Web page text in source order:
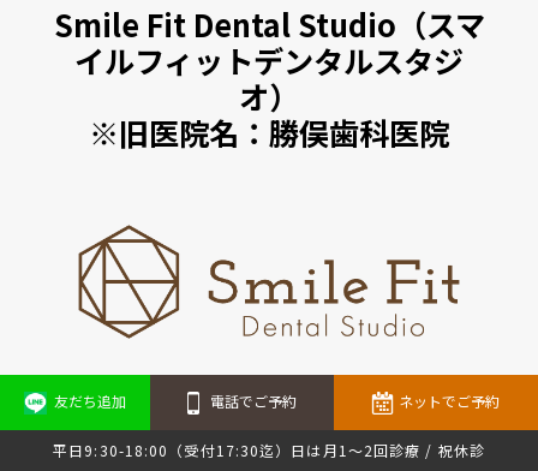
Smile Fit Dental Studio（スマ
イルフィットデンタルスタジ
オ）
※旧医院名：勝俣歯科医院
Smile Fit Dental Studio（スマイルフィットデンタルスタジ
オ）
〒153-0052 東京都目黒区祐天寺2-14-8 ウエストフォトビル
友だち追加 電話でご予約 ネットでご予約
平日9:30-18:00（受付17:30迄）日は月1～2回診療 / 祝休診